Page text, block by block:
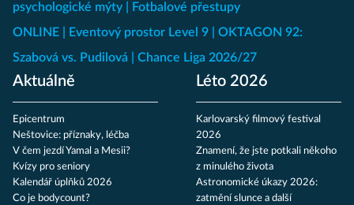
psychologické mýty
Fotbalové přestupy
ONLINE
Eventový prostor Level 9
OKTAGON 92:
Szabová vs. Pudilová
Chance Liga 2026/27
Aktuálně
Epicentrum
Neštovice: příznaky, léčba
V čem jezdí Yamal a Mesii?
Kvízy pro seniory
Kalendář úplňků 2026
Co je bodycount?
Léto 2026
Karlovarský filmový festival
2026
Znamení, že jste potkali někoho
z minulého života
Astronomické úkazy 2026:
zatmění slunce a další